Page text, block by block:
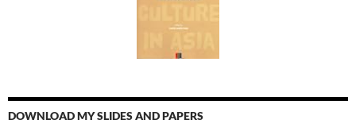
DOWNLOAD MY SLIDES AND PAPERS